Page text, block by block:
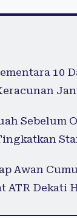
10
Sebelum
Awan
ATR Dekati